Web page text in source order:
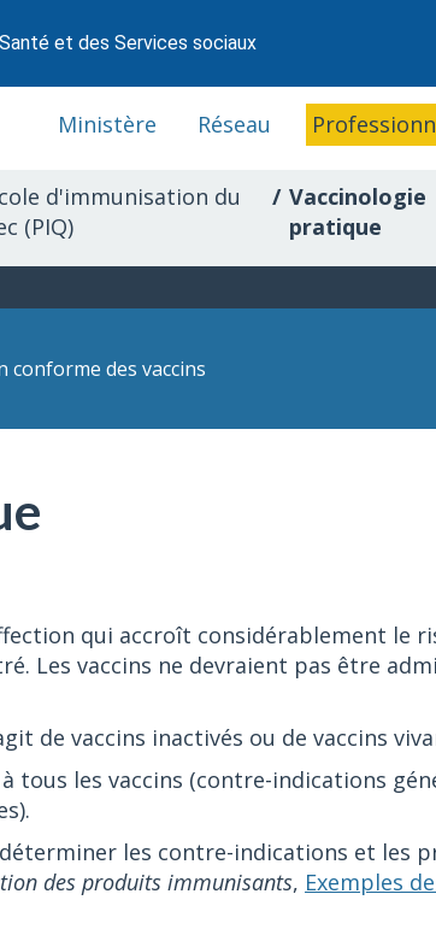
et des Services sociaux
Ministère Réseau
d'immunisation du
(PIQ)
Vaccinologie
pratique
des vaccins
qui accroît considérablement le
Les vaccins ne devraient pas être
de vaccins inactivés ou de vaccins
tous les vaccins (contre-indications
les contre-indications et les
des produits immunisants, Exemples